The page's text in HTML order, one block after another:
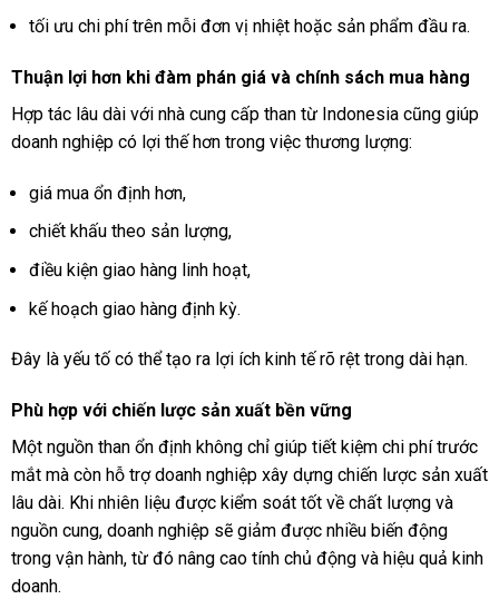
tối ưu chi phí trên mỗi đơn vị nhiệt hoặc sản phẩm đầu ra.
Thuận lợi hơn khi đàm phán giá và chính sách mua hàng
Hợp tác lâu dài với nhà cung cấp than từ Indonesia cũng giúp
doanh nghiệp có lợi thế hơn trong việc thương lượng:
giá mua ổn định hơn,
chiết khấu theo sản lượng,
điều kiện giao hàng linh hoạt,
kế hoạch giao hàng định kỳ.
Đây là yếu tố có thể tạo ra lợi ích kinh tế rõ rệt trong dài hạn.
Phù hợp với chiến lược sản xuất bền vững
Một nguồn than ổn định không chỉ giúp tiết kiệm chi phí trước
mắt mà còn hỗ trợ doanh nghiệp xây dựng chiến lược sản xuất
lâu dài. Khi nhiên liệu được kiểm soát tốt về chất lượng và
nguồn cung, doanh nghiệp sẽ giảm được nhiều biến động
trong vận hành, từ đó nâng cao tính chủ động và hiệu quả kinh
doanh.